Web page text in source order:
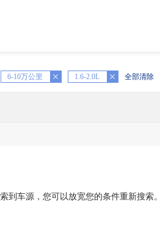
6-10万公里 1.6-2.0L
X 全部清除
到车源，您可以放宽您的条件重新搜索。